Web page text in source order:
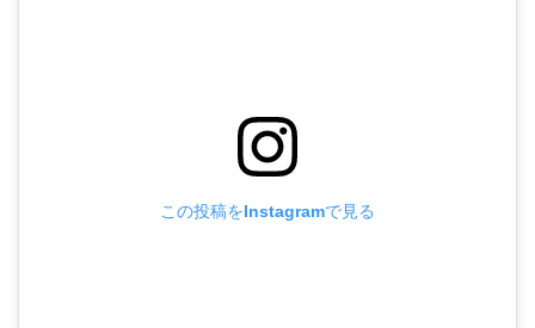
この投稿をInstagramで見る